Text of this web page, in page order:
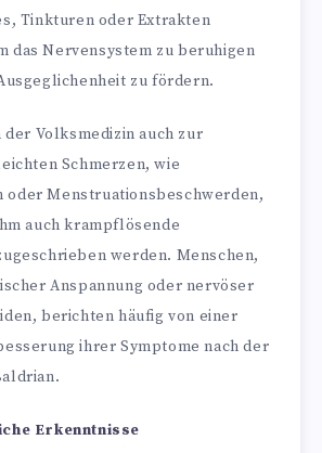
Tinkturen oder Extrakten
das Nervensystem zu beruhigen
zu fördern.
Volksmedizin auch zur
Schmerzen, wie
oder Menstruationsbeschwerden,
auch krampflösende
werden. Menschen,
Anspannung oder nervöser
berichten häufig von einer
ihrer Symptome nach der
Erkenntnisse